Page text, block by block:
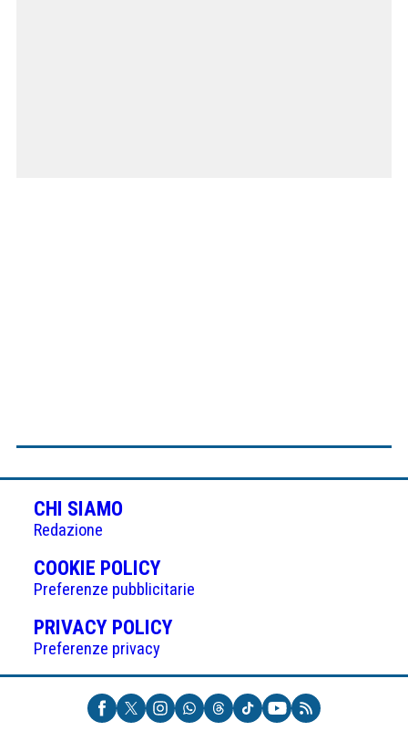
CHI SIAMO
Redazione
COOKIE POLICY(APRE
IN
UNA
NUOVA
Preferenze pubblicitarie
PRIVACY POLICY(APRE
UNA
NUOVA
SCHEDA)
Preferenze privacy